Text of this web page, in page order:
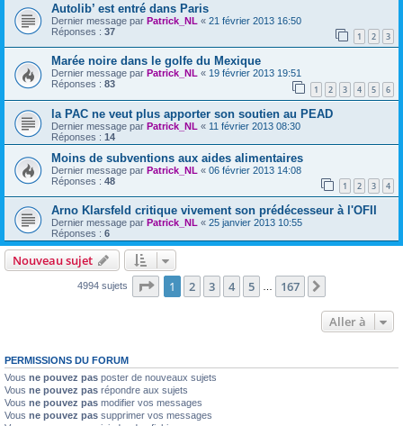
Autolib’ est entré dans Paris
Dernier message par Patrick_NL « 21 février 2013 16:50
Réponses : 37 1 2 3
Marée noire dans le golfe du Mexique
Dernier message par Patrick_NL « 19 février 2013 19:51
Réponses : 83 1 2 3 4 5 6
la PAC ne veut plus apporter son soutien au PEAD
Dernier message par Patrick_NL « 11 février 2013 08:30
Réponses : 14
Moins de subventions aux aides alimentaires
Dernier message par Patrick_NL « 06 février 2013 14:08
Réponses : 48 1 2 3 4
Arno Klarsfeld critique vivement son prédécesseur à l'OFII
Dernier message par Patrick_NL « 25 janvier 2013 10:55
Réponses : 6
Nouveau sujet
4994 sujets Page 1sur167
1 2 3 4 5 … 167
Aller à
PERMISSIONS DU FORUM
Vous ne pouvez pas poster de nouveaux sujets
Vous ne pouvez pas répondre aux sujets
Vous ne pouvez pas modifier vos messages
Vous ne pouvez pas supprimer vos messages